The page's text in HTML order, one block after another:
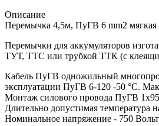
Описание
Перемычка 4,5м, ПуГВ 6 mm2
Перемычки для аккумуляторов
ТУТ, ТТС или трубкой ТТК (с
Кабель ПуГВ одножильный
эксплуатации ПуГВ 6-120 -50 °С.
Монтаж силового провода ПуГВ
Длительно допустимая
Номинальное напряжение - 750